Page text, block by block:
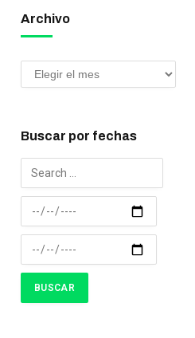
Archivo
Buscar por fechas